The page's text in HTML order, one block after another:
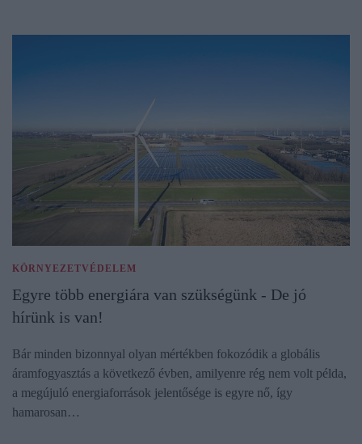
KÖRNYEZETVÉDELEM
Egyre több energiára van szükségünk - De jó
hírünk is van!
Bár minden bizonnyal olyan mértékben fokozódik a globális
áramfogyasztás a következő évben, amilyenre rég nem volt példa,
a megújuló energiaforrások jelentősége is egyre nő, így
hamarosan…